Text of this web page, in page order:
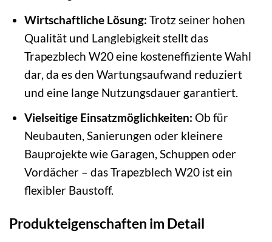
Wirtschaftliche Lösung: Trotz seiner hohen
Qualität und Langlebigkeit stellt das
Trapezblech W20 eine kosteneffiziente Wahl
dar, da es den Wartungsaufwand reduziert
und eine lange Nutzungsdauer garantiert.
Vielseitige Einsatzmöglichkeiten: Ob für
Neubauten, Sanierungen oder kleinere
Bauprojekte wie Garagen, Schuppen oder
Vordächer – das Trapezblech W20 ist ein
flexibler Baustoff.
Produkteigenschaften im Detail